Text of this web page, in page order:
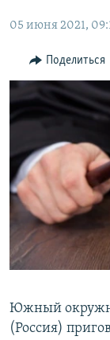
Вернутся
поискуИНФОГРАФИКА
ТЕЛЕПРОЕКТ
СОВЕТЫ
ПРОПАВШИЕ БЕЗ
ПОБЕДИТЕЛЕЙ
ELIFBE
УКРАИНСКАЯ
РАДІО СВОБОДА
КАК ОБОЙТИ
Українською
05 июня 2021,
Поделиться
Южный
(Россия)